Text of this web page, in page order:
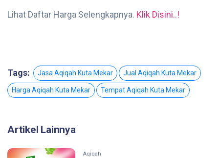
Lihat Daftar Harga Selengkapnya. Klik Disini..!
Tags: Jasa Aqiqah Kuta Mekar Jual Aqiqah Kuta Mekar
Harga Aqiqah Kuta Mekar Tempat Aqiqah Kuta Mekar
Artikel Lainnya
Aqiqah